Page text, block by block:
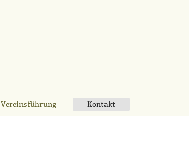
Vereinsführung Kontakt